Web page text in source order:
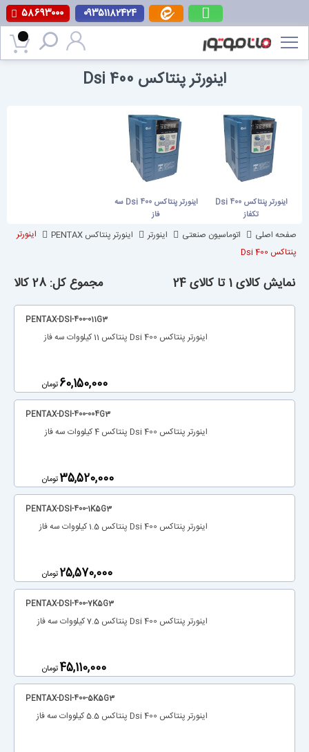
۵۸۶۹۳۰۰۰ ۰۹۳۵۱۱۸۲۴۲۴
به
اینورتر پنتاکس Dsi 400
اینورتر پنتاکس Dsi 400
تکفاز
اینورتر پنتاکس Dsi 400 سه
فاز
صفحه اصلی اتوماسیون صنعتی اینورتر اینورتر پنتاکس PENTAX
اینورتر
پنتاکس Dsi 400
نمایش کالای 1 تا کالای 24 مجموع کل: 28 کالا
PENTAX-DSI-400-011G3
اینورتر پنتاکس Dsi 400 پنتاکس 11 کیلووات سه فاز
‎60,150,000 تومان
PENTAX-DSI-400-004G3
اینورتر پنتاکس Dsi 400 پنتاکس 4 کیلووات سه فاز
‎35,520,000 تومان
PENTAX-DSI-400-1K5G3
اینورتر پنتاکس Dsi 400 پنتاکس 1.5 کیلووات سه فاز
‎25,570,000 تومان
PENTAX-DSI-400-7K5G3
اینورتر پنتاکس Dsi 400 پنتاکس 7.5 کیلووات سه فاز
‎45,110,000 تومان
PENTAX-DSI-400-5K5G3
اینورتر پنتاکس Dsi 400 پنتاکس 5.5 کیلووات سه فاز